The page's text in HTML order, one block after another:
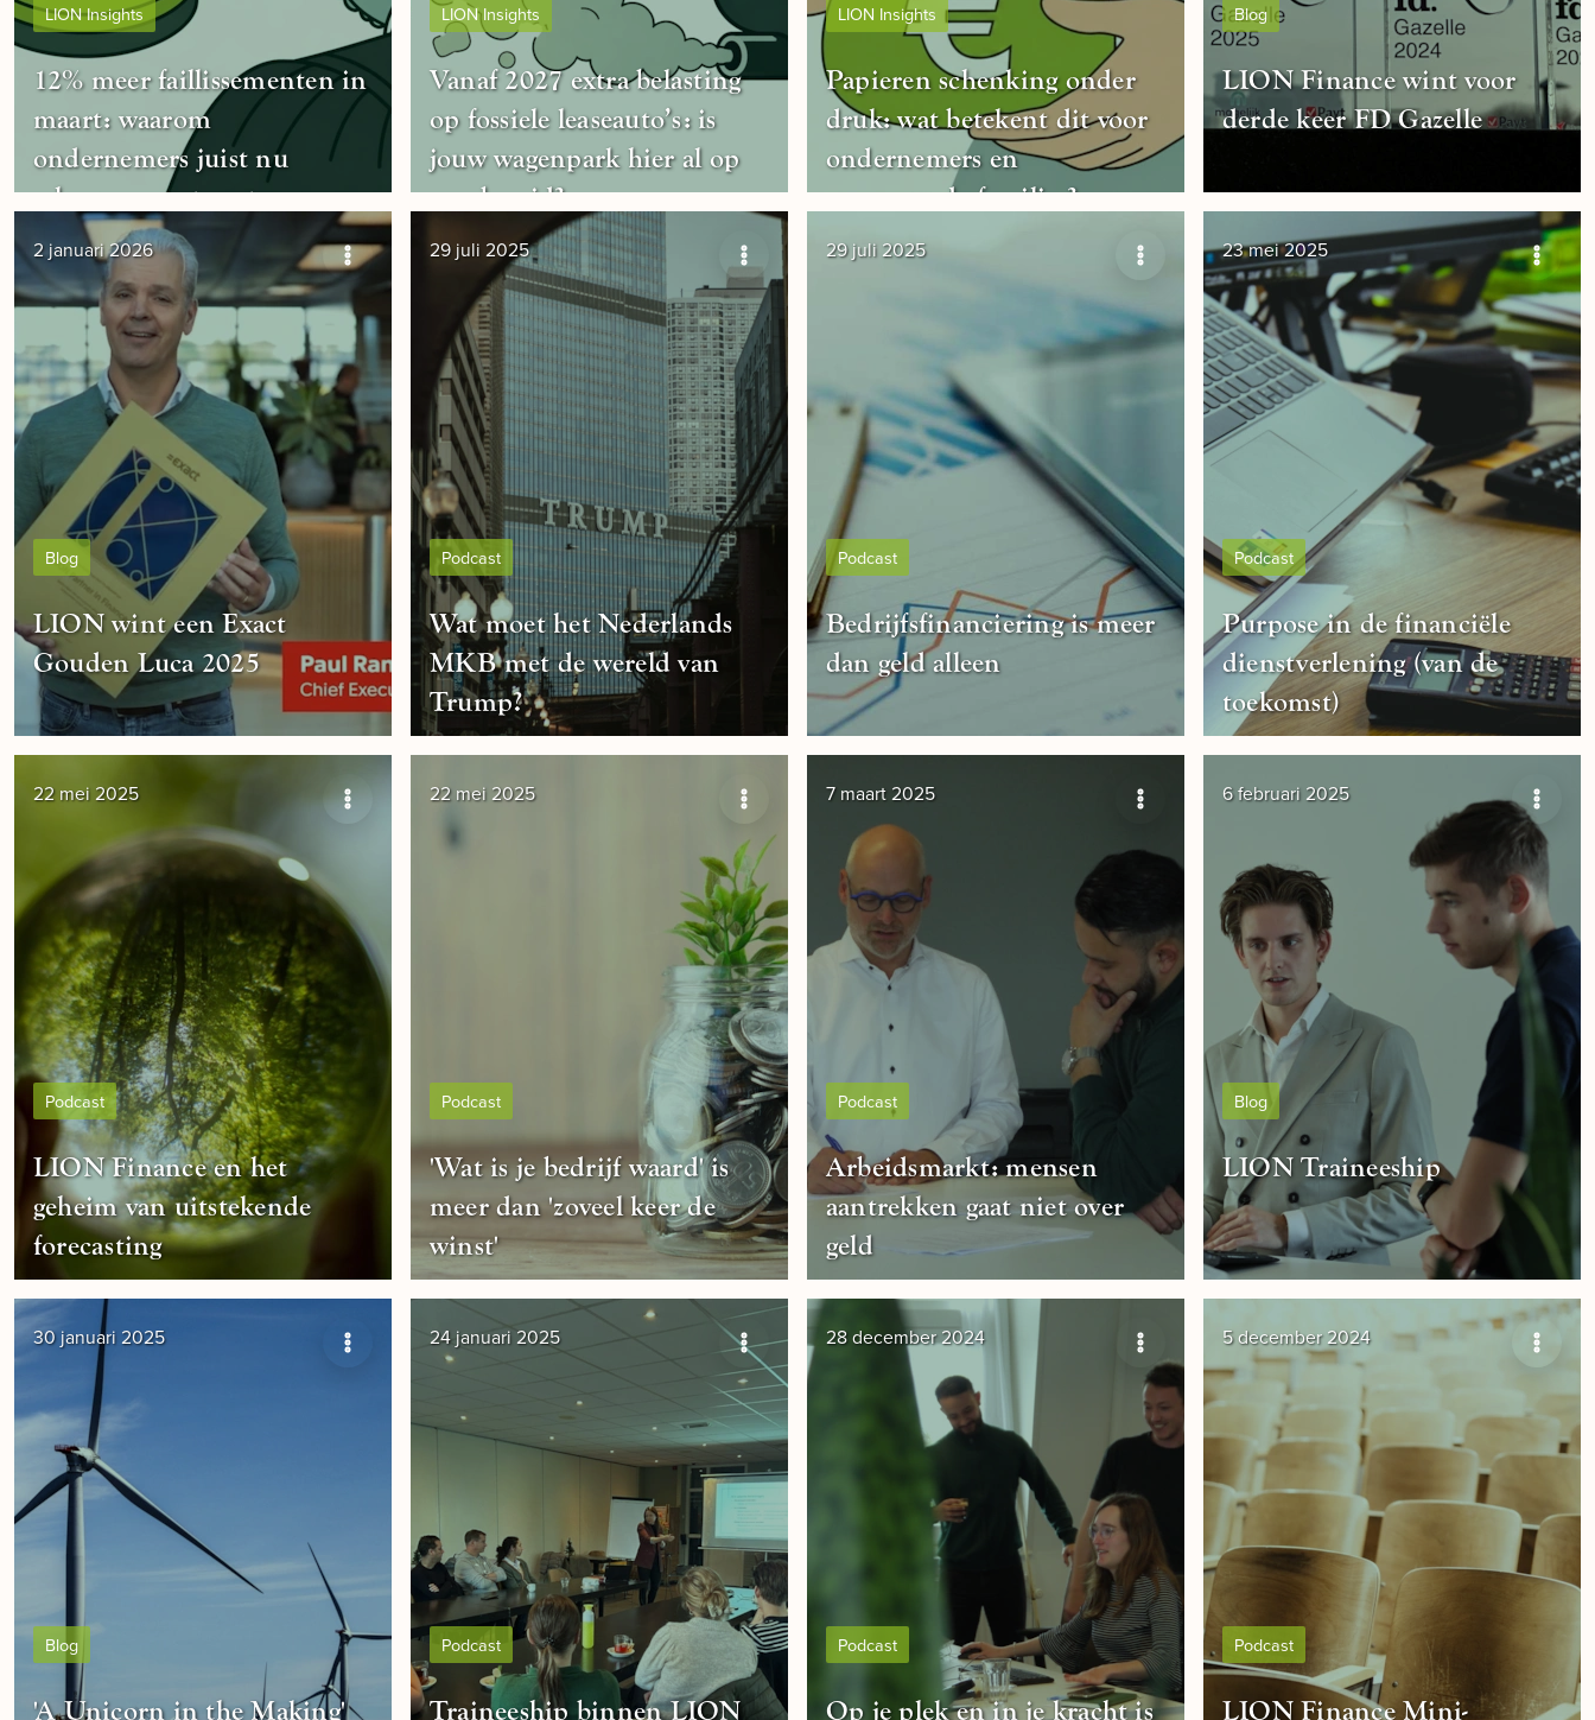
LION Insights
12% meer faillissementen in
maart: waarom
ondernemers juist nu
scherper moeten sturen
LION Insights
Vanaf 2027 extra belasting
op fossiele leaseauto’s: is
jouw wagenpark hier al op
voorbereid?
LION Insights
Papieren schenking onder
druk: wat betekent dit voor
ondernemers en
vermogende families?
Blog
LION Finance wint voor
derde keer FD Gazelle
2 januari 2026
Blog
LION wint een Exact
Gouden Luca 2025
29 juli 2025
Podcast
Wat moet het Nederlands
MKB met de wereld van
Trump?
29 juli 2025
Podcast
Bedrijfsfinanciering is meer
dan geld alleen
23 mei 2025
Podcast
Purpose in de financiële
dienstverlening (van de
toekomst)
22 mei 2025
Podcast
LION Finance en het
geheim van uitstekende
forecasting
22 mei 2025
Podcast
'Wat is je bedrijf waard' is
meer dan 'zoveel keer de
winst'
7 maart 2025
Podcast
Arbeidsmarkt: mensen
aantrekken gaat niet over
geld
6 februari 2025
Blog
LION Traineeship
30 januari 2025
Blog
'A Unicorn in the Making'
24 januari 2025
Podcast
Traineeship binnen LION
28 december 2024
Podcast
Op je plek en in je kracht is
5 december 2024
Podcast
LION Finance Mini-